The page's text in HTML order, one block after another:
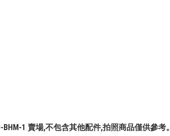
BHM-1 賣場,不包含其他配件,拍照商品僅供參考。